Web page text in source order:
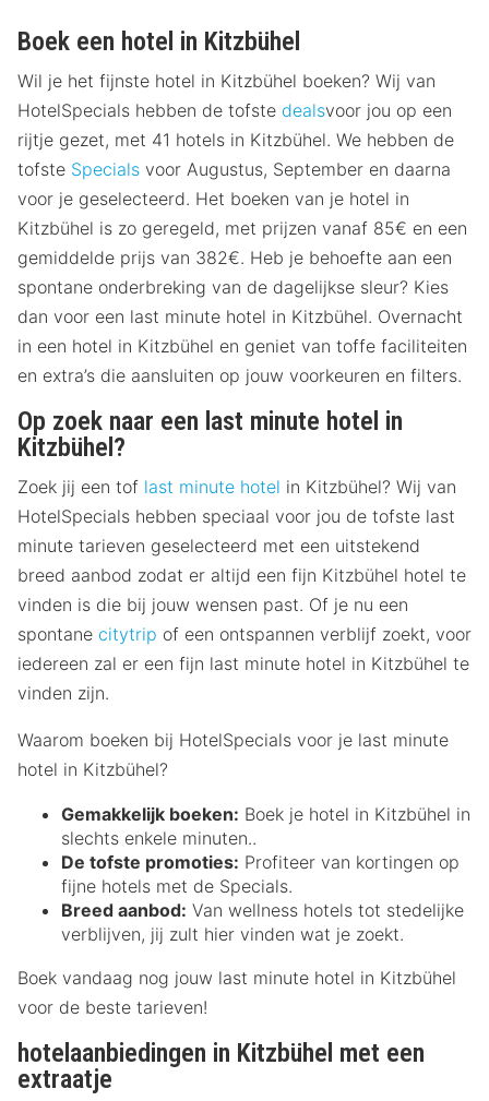
Boek een hotel in Kitzbühel
Wil je het fijnste hotel in Kitzbühel boeken? Wij van
HotelSpecials hebben de tofste dealsvoor jou op een
rijtje gezet, met 41 hotels in Kitzbühel. We hebben de
tofste Specials voor Augustus, September en daarna
voor je geselecteerd. Het boeken van je hotel in
Kitzbühel is zo geregeld, met prijzen vanaf 85€ en een
gemiddelde prijs van 382€. Heb je behoefte aan een
spontane onderbreking van de dagelijkse sleur? Kies
dan voor een last minute hotel in Kitzbühel. Overnacht
in een hotel in Kitzbühel en geniet van toffe faciliteiten
en extra’s die aansluiten op jouw voorkeuren en filters.
Op zoek naar een last minute hotel in
Kitzbühel?
Zoek jij een tof last minute hotel in Kitzbühel? Wij van
HotelSpecials hebben speciaal voor jou de tofste last
minute tarieven geselecteerd met een uitstekend
breed aanbod zodat er altijd een fijn Kitzbühel hotel te
vinden is die bij jouw wensen past. Of je nu een
spontane citytrip of een ontspannen verblijf zoekt, voor
iedereen zal er een fijn last minute hotel in Kitzbühel te
vinden zijn.
Waarom boeken bij HotelSpecials voor je last minute
hotel in Kitzbühel?
Gemakkelijk boeken: Boek je hotel in Kitzbühel in
slechts enkele minuten..
De tofste promoties: Profiteer van kortingen op
fijne hotels met de Specials.
Breed aanbod: Van wellness hotels tot stedelijke
verblijven, jij zult hier vinden wat je zoekt.
Boek vandaag nog jouw last minute hotel in Kitzbühel
voor de beste tarieven!
hotelaanbiedingen in Kitzbühel met een
extraatje